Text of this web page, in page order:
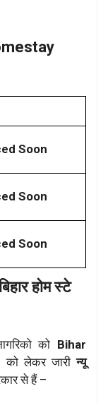
Soon
Soon
Soon
होम स्टे
को Bihar
को लेकर जारीन्यू
से हैं –